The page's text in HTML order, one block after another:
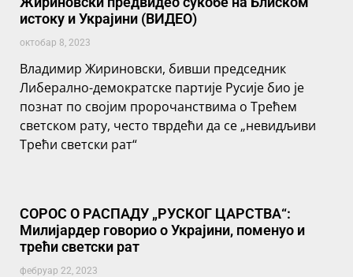
истоку и Украјини (ВИДЕО)
октобар 8, 2023
Владимир Жириновски, бивши председник
Либерално-демократске партије Русије био је
познат по својим пророчанствима о Трећем
светском рату, често тврдећи да се „невидљиви
Трећи светски рат“
СОРОС О РАСПАДУ „РУСКОГ ЦАРСТВА“:
Милијардер говорио о Украјини, поменуо и
трећи светски рат
фебруар 22, 2023